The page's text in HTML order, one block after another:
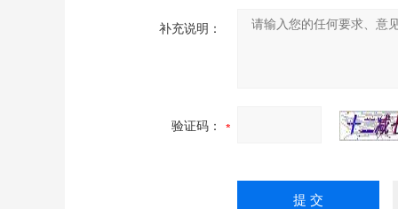
补充说明：
验证码：